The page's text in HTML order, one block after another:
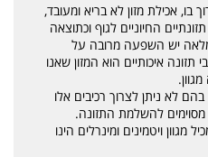
בו, אכילת מזון לא בריא ומעובד,
החיוניים לגוף וכתוצאה
יש השפעה מרובה על
תזונה איכותיים הוא המזון שאנו
לא ניתן לצרוך רכיבים אלו
להשלמת התזונה.
מגוון ויטמינים ומינרלים הינו